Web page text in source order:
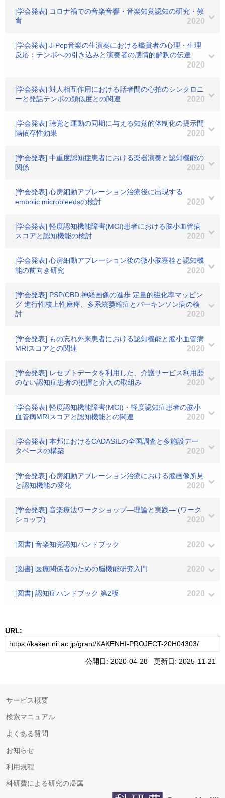
[学会発表] コロナ禍での音楽音響・音楽知覚認知の研究・教
育
2020
[学会発表] J-Pop音楽の生演奏における鑑賞者の心理・生理
反応：テンポへの引き込みと演奏者の感情的解釈の伝達
2020
[学会発表] 対人相互作用における話者間の心拍のシンクロニ
ーと発話テンポの類似度との関連
2020
[学会発表] 聴覚と運動の同期に与える知覚的体制化の提示間
隔依存性効果
2020
[学会発表] 中重度認知症患者における楽器演奏と認知機能の
関係
2020
[学会発表] 心房細動アブレーション治療後に出現する
embolic microbleedsの検討
2020
[学会発表] 軽度認知機能障害(MCI)患者における脳小血管病
スコアと認知機能の検討
2020
[学会発表] 心房細動アブレーション後の微小脳塞栓と認知機
能の前向き研究
2020
[学会発表] PSP/CBD:神経画像の進歩 定量的磁化率マッピン
グ 進行性核上性麻痺、多系統萎縮症とパーキンソン病の検
討
2020
[学会発表] もの忘れ外来患者における認知機能と脳小血管病
MRIスコアとの関連
2020
[学会発表] レセプトデータを利用した、介護サービス利用歴
のない認知症患者の把握と介入の取組み
2020
[学会発表] 軽度認知機能障害(MCI)・軽度認知症患者の脳小
血管病MRIスコアと認知機能との関連
2020
[学会発表] 本邦におけるCADASILの全国調査と多施設デー
タベースの構築
2020
[学会発表] 心房細動アブレーション治療における脳画像所見
と認知機能の変化
2020
[学会発表] 音楽療法ワークショップ―理論と実践― (ワーク
ショップ)
2020
[図書] 音楽知覚認知ハンドブック 2020
[図書] 医療関係者のための脳機能研究入門 2020
[図書] 認知症ハンドブック 第2版 2020
URL:
公開日: 2020-04-28 更新日: 2025-11-21
サービス概要
検索マニュアル
よくある質問
お知らせ
利用規程
科研費による研究の帰属